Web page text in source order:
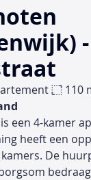
-
110
een 4-kamer
heeft een
De